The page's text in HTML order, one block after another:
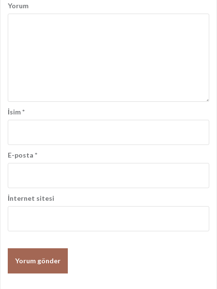
l
Yorum
İsim*
E-posta *
İnternet sitesi